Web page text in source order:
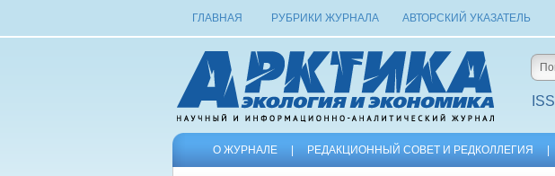
ГЛАВНАЯ РУБРИКИ ЖУРНАЛА АВТОРСКИЙ УКАЗАТЕЛЬ
О ЖУРНАЛЕ РЕДАКЦИОННЫЙ СОВЕТ И РЕДКОЛЛЕГИЯ